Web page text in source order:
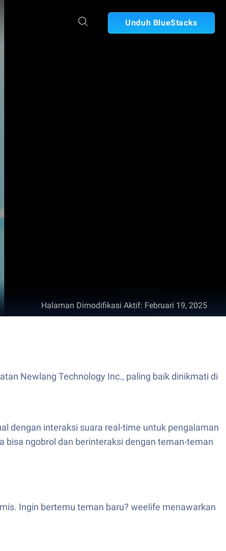
Unduh BlueStacks
Halaman Dimodifikasi Aktif: Februari 19, 2025
Newlang Technology Inc., paling baik dinikmati di
dengan interaksi suara real-time untuk pengalaman
bisa ngobrol dan berinteraksi dengan teman-teman
Ingin bertemu teman baru? weelife menawarkan